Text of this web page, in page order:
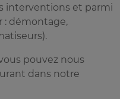
interventions et parmi
: démontage,
pouvez nous
dans notre